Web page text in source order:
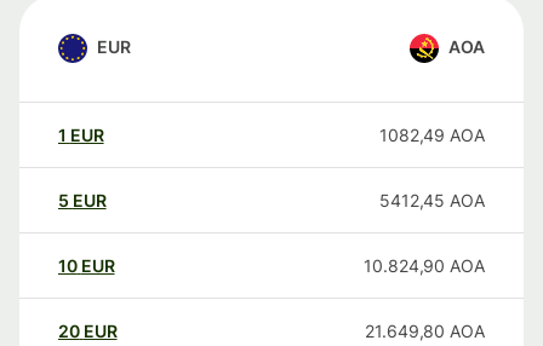
EUR AOA
1 EUR 1082,49 AOA
5 EUR 5412,45 AOA
10 EUR 10.824,90 AOA
20 EUR 21.649,80 AOA